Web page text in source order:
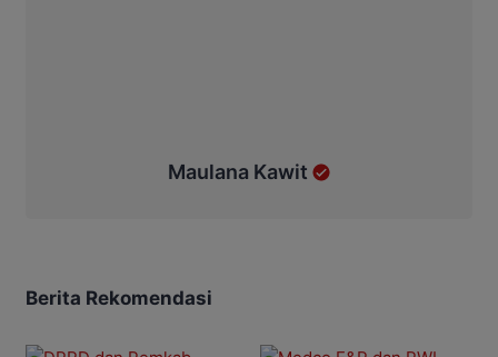
Maulana Kawit
Berita Rekomendasi